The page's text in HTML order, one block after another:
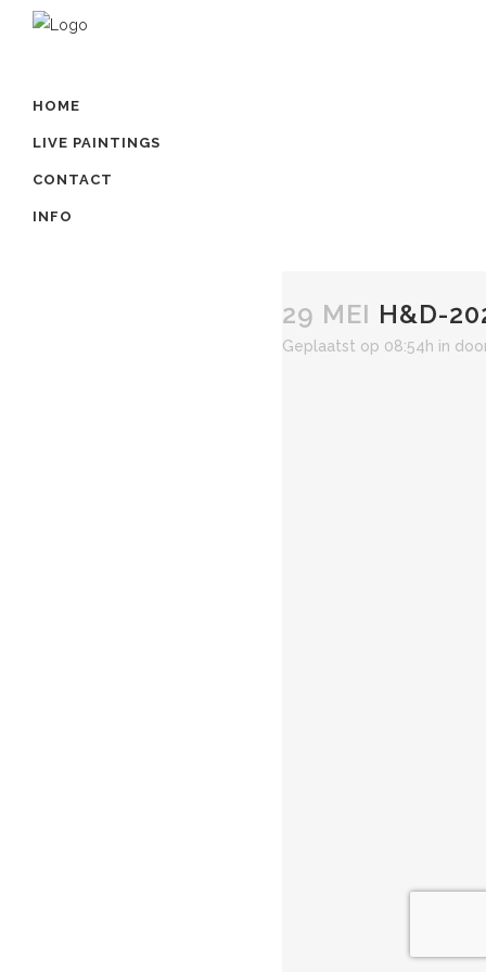
HOME
LIVE PAINTINGS
CONTACT
INFO
29 MEI H&D-
Geplaatst op 08:54h in